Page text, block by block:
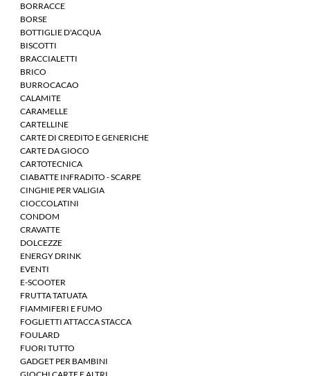
BORRACCE
BORSE
BOTTIGLIE D'ACQUA
BISCOTTI
BRACCIALETTI
BRICO
BURROCACAO
CALAMITE
CARAMELLE
CARTELLINE
CARTE DI CREDITO E GENERICHE
CARTE DA GIOCO
CARTOTECNICA
CIABATTE INFRADITO - SCARPE
CINGHIE PER VALIGIA
CIOCCOLATINI
CONDOM
CRAVATTE
DOLCEZZE
ENERGY DRINK
EVENTI
E-SCOOTER
FRUTTA TATUATA
FIAMMIFERI E FUMO
FOGLIETTI ATTACCA STACCA
FOULARD
FUORI TUTTO
GADGET PER BAMBINI